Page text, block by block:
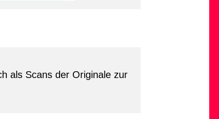
als Scans der Originale zur